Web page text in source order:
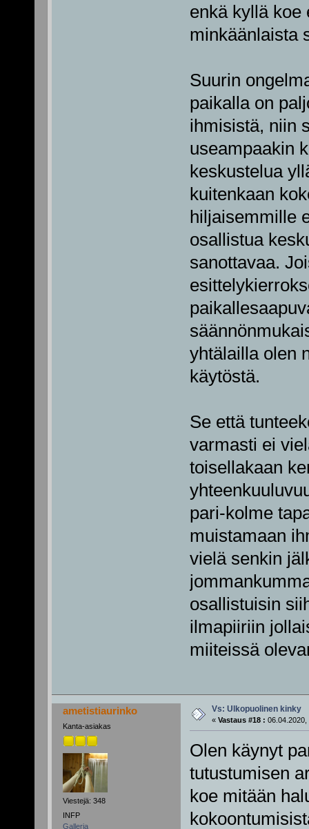
enkä kyllä koe
minkäänlaista
Suurin
paikalla on
ihmisistä, niin
useampaakin
keskustelua
kuitenkaan
hiljaisemmille
osallistua
sanottavaa.
yhtälailla olen
käytöstä.
Se että
varmasti ei
toisellakaan
pari-kolme
muistamaan
vielä senkin
osallistuisin
ilmapiiriin
miiteissä
ametistiaurinko
Kanta-asiakas
Viestejä: 348
INFP
Galleria
Vs: Ulkopuolinen kinky
« Vastaus #18 : 06.04.2020,
Olen käynyt
tutustumisen
koe mitään